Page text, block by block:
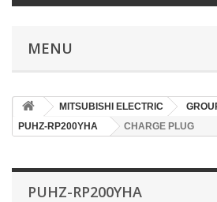
MENU
MITSUBISHI ELECTRIC
PUHZ-RP200YHA
CHARGE PLUG
PUHZ-RP200YHA